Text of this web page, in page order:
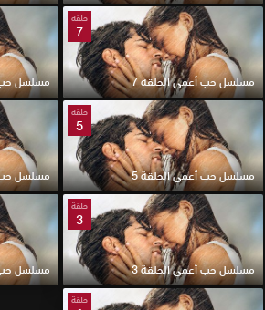
حلقة
7
مسلسل حب أعمى الحلقة 7 مسلسل حب
حلقة
5
مسلسل حب أعمى الحلقة 5 مسلسل حب
حلقة
3
مسلسل حب أعمى الحلقة 3 مسلسل حب
حلقة